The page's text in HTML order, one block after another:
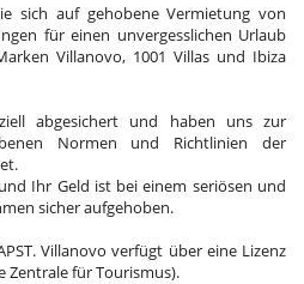
sich auf gehobene Vermietung von
für einen unvergesslichen Urlaub
Villanovo, 1001 Villas und Ibiza
abgesichert und haben uns zur
Normen und Richtlinien der
Ihr Geld ist bei einem seriösen und
sicher aufgehoben.
Villanovo verfügt über eine Lizenz
Zentrale für Tourismus).